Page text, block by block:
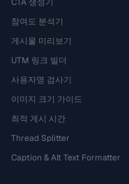
참여도 분석기
게시물 미리보기
UTM 링크 빌더
사용자명 검사기
이미지 크기 가이드
최적 게시 시간
Thread Splitter
Caption & Alt Text Formatter